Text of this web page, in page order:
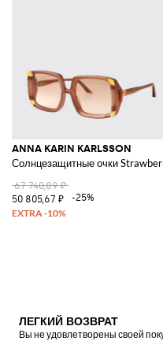
ANNA KARIN KARLSSON
Солнцезащитные очки
67 740,89 ₽
50 805,67 ₽
-25%
ЛЕГКИЙ ВОЗВРАТ
Вы не удовлетворены своей